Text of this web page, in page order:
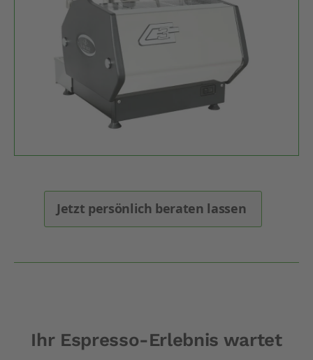
Jetzt persönlich beraten lassen
Ihr Espresso-Erlebnis wartet